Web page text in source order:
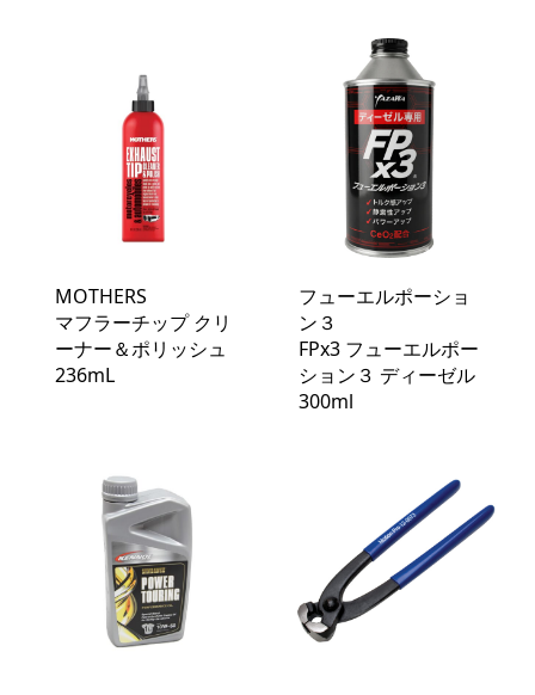
MOTHERS
マフラーチップ クリ
ーナー＆ポリッシュ
236mL
フューエルポーショ
ン３
FPx3 フューエルポー
ション３ ディーゼル
300ml